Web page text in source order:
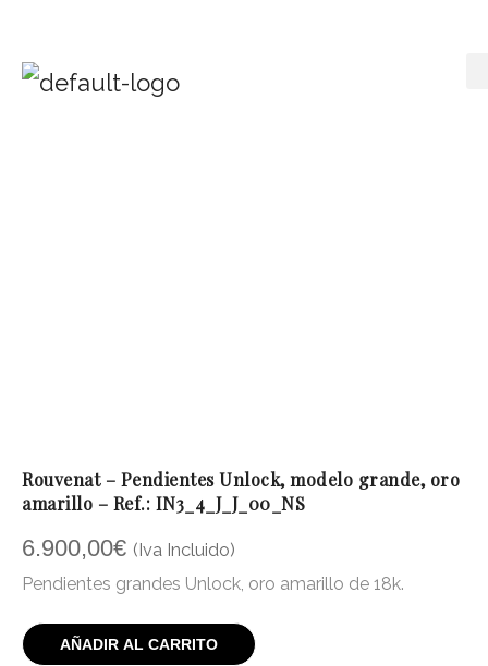
Rouvenat – Pendientes Unlock, modelo grande, oro
amarillo – Ref.: IN3_4_J_J_00_NS
6.900,00€ (Iva Incluido)
Pendientes grandes Unlock, oro amarillo de 18k.
AÑADIR AL CARRITO